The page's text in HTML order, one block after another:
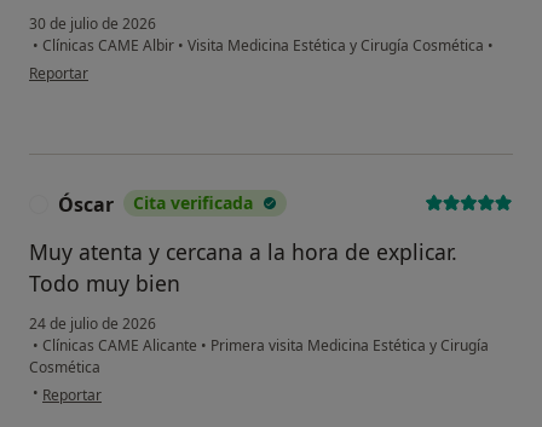
30 de julio de 2026
• Clínicas CAME Albir • Visita Medicina Estética y Cirugía Cosmética •
en opinión del usuario T
Reportar
Óscar Cita verificada
Muy atenta y cercana a la hora de explicar.
Todo muy bien
24 de julio de 2026
• Clínicas CAME Alicante • Primera visita Medicina Estética y Cirugía
Cosmética
• en opinión del usuario Óscar
Reportar